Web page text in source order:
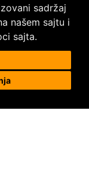
sadržaj
našem sajtu i
sajta.